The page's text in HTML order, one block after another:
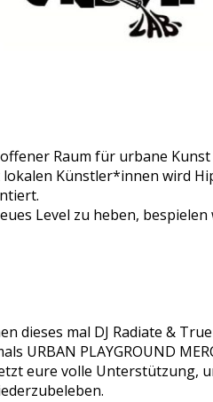
offener Raum für urbane
Künstler*innen wird
Level zu heben,
dieses mal DJ Radiate &
URBAN PLAYGROUND
eure volle Unterstützung,